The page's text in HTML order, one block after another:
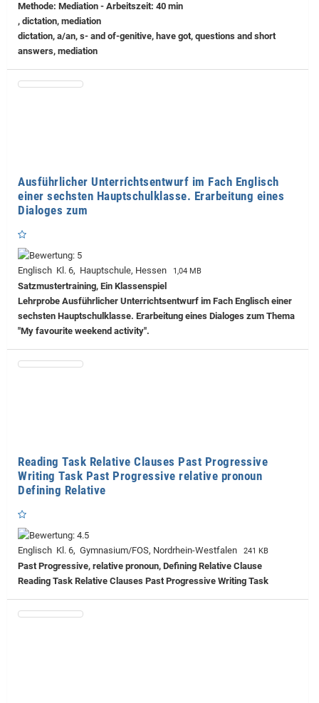
Methode: Mediation - Arbeitszeit: 40 min
, dictation, mediation
dictation, a/an, s- and of-genitive, have got, questions and short
answers, mediation
Ausführlicher Unterrichtsentwurf im Fach Englisch
einer sechsten Hauptschulklasse. Erarbeitung eines
Dialoges zum
Englisch Kl. 6, Hauptschule, Hessen 1,04 MB
Satzmustertraining, Ein Klassenspiel
Lehrprobe Ausführlicher Unterrichtsentwurf im Fach Englisch einer
sechsten Hauptschulklasse. Erarbeitung eines Dialoges zum Thema
"My favourite weekend activity".
Reading Task Relative Clauses Past Progressive
Writing Task Past Progressive relative pronoun
Defining Relative
Englisch Kl. 6, Gymnasium/FOS, Nordrhein-Westfalen 241 KB
Past Progressive, relative pronoun, Defining Relative Clause
Reading Task Relative Clauses Past Progressive Writing Task